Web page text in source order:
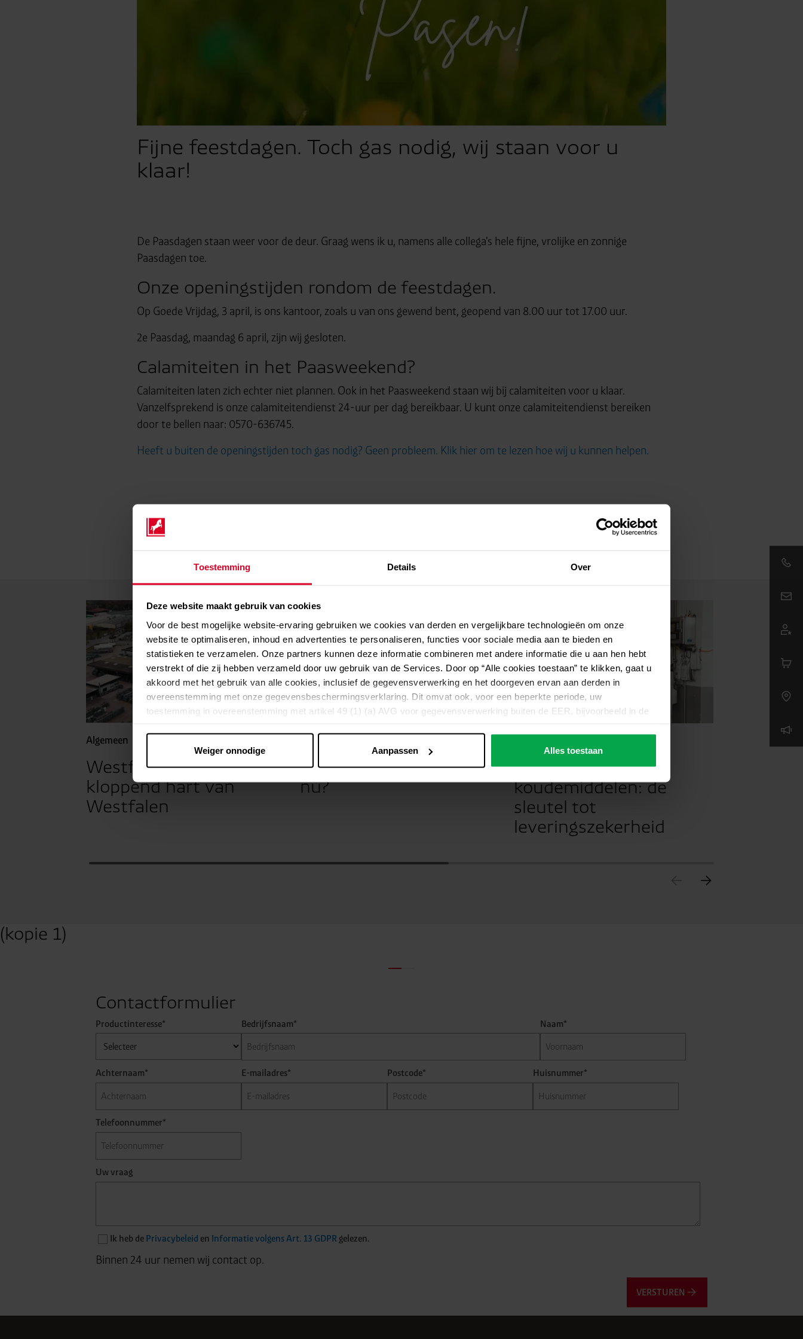
Toestemming Details Over
Deze website maakt gebruik van cookies
Voor de best mogelijke website-ervaring gebruiken we cookies van derden en vergelijkbare technologieën om onze
website te optimaliseren, inhoud en advertenties te personaliseren, functies voor sociale media aan te bieden en
statistieken te verzamelen. Onze partners kunnen deze informatie combineren met andere informatie die u aan hen hebt
verstrekt of die zij hebben verzameld door uw gebruik van de Services. Door op “Alle cookies toestaan” te klikken, gaat u
akkoord met het gebruik van alle cookies, inclusief de gegevensverwerking en het doorgeven ervan aan derden in
overeenstemming met onze gegevensbeschermingsverklaring. Dit omvat ook, voor een beperkte periode, uw
toestemming in overeenstemming met artikel 49 (1) (a) AVG voor gegevensverwerking buiten de EER, bijvoorbeeld in de
bestaat het risico dat deze gegevens bijvoorbeeld door de Amerikaanse autoriteiten kunnen worden verwerkt voor
controle- en monitoringdoeleinden zonder dat er effectieve rechtsmiddelen beschikbaar zijn of zonder dat alle rechten van
de betrokkenen afdwingbaar zijn. U kunt individuele cookie-instellingen per categorie uitvoeren door op “Aanpassen” te
U kunt uw toestemming op elk
moment intrekken of aanpassen via de cookies-link in de voettekst van de website
Weiger onnodige Aanpassen Alles toestaan
Fijne feestdagen. Toch gas nodig, wij staan voor u
klaar!
De Paasdagen staan weer voor de deur. Graag wens ik u, namens alle collega's hele fijne, vrolijke en zonnige
Paasdagen toe.
Onze openingstijden rondom de feestdagen.
Op Goede Vrijdag, 3 april, is ons kantoor, zoals u van ons gewend bent, geopend van 8.00 uur tot 17.00 uur.
2e Paasdag, maandag 6 april, zijn wij gesloten.
Calamiteiten in het Paasweekend?
Calamiteiten laten zich echter niet plannen. Ook in het Paasweekend staan wij bij calamiteiten voor u klaar.
Vanzelfsprekend is onze calamiteitendienst 24-uur per dag bereikbaar. U kunt onze calamiteitendienst bereiken
door te bellen naar: 0570-636745.
Heeft u buiten de openingstijden toch gas nodig? Geen probleem. Klik hier om te lezen hoe wij u kunnen helpen.
Nieuwsoverzicht
Algemeen
Westfalen Hörstel: het
kloppend hart van
Westfalen
Help mijn gas is op! Wat
nu?
Hergebruik van
koudemiddelen: de
sleutel tot
leveringszekerheid
(kopie 1)
Contactformulier
Productinteresse* Bedrijfsnaam* Naam*
Achternaam* E-mailadres* Postcode* Huisnummer*
Telefoonnummer*
Uw vraag
Ik heb de Privacybeleid en Informatie volgens Art. 13 GDPR gelezen.
Binnen 24 uur nemen wij contact op.
VERSTUREN
Anti-robotverificatie